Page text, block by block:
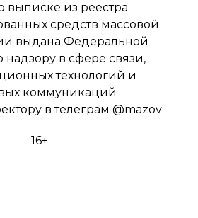
выписке из реестра
средств массовой
выдана Федеральной
надзору в сфере связи,
технологий и
коммуникаций
в телеграм @mazov
16+